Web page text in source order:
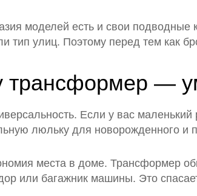
моделей есть и свои
тип улиц. Поэтому перед тем как
трансформер —
Если у вас
люльку для новорожденного и
места в доме. Трансформер
или багажник машины. Это